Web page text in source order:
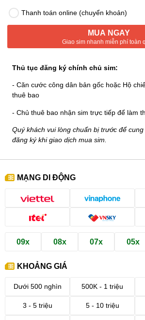
Thanh toán online (chuyển khoản)
MUA NGAY
Giao sim nhanh miễn phí toàn
Thủ tục đăng ký chính chủ sim:
- Căn cước công dân bản gốc hoặc Hộ
thuê bao
- Chủ thuê bao nhận sim trực tiếp để làm
Quý khách vui lòng chuẩn bị trước để
đăng ký khi giao dịch mua sim.
MẠNG DI ĐỘNG
09x 08x 07x 05x
KHOẢNG GIÁ
Dưới 500 nghìn 500K - 1 triệu
3 - 5 triệu 5 - 10 triệu